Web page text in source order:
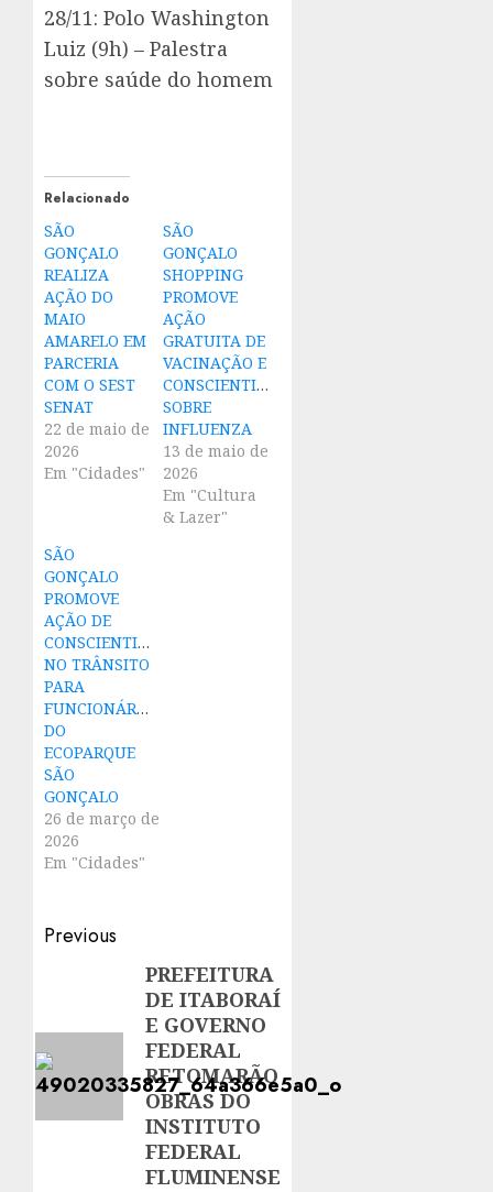
28/11: Polo Washington
Luiz (9h) – Palestra
sobre saúde do homem
Relacionado
SÃO
GONÇALO
REALIZA
AÇÃO DO
MAIO
AMARELO EM
PARCERIA
COM O SEST
SENAT
22 de maio de
2026
Em "Cidades"
SÃO
GONÇALO
SHOPPING
PROMOVE
AÇÃO
GRATUITA DE
VACINAÇÃO E
CONSCIENTIZAÇÃO
SOBRE
INFLUENZA
13 de maio de
2026
Em "Cultura
& Lazer"
SÃO
GONÇALO
PROMOVE
AÇÃO DE
CONSCIENTIZAÇÃO
NO TRÂNSITO
PARA
FUNCIONÁRIOS
DO
ECOPARQUE
SÃO
GONÇALO
26 de março de
2026
Em "Cidades"
Post
navigation
Previous
PREFEITURA
DE ITABORAÍ
E GOVERNO
FEDERAL
RETOMARÃO
OBRAS DO
INSTITUTO
FEDERAL
FLUMINENSE